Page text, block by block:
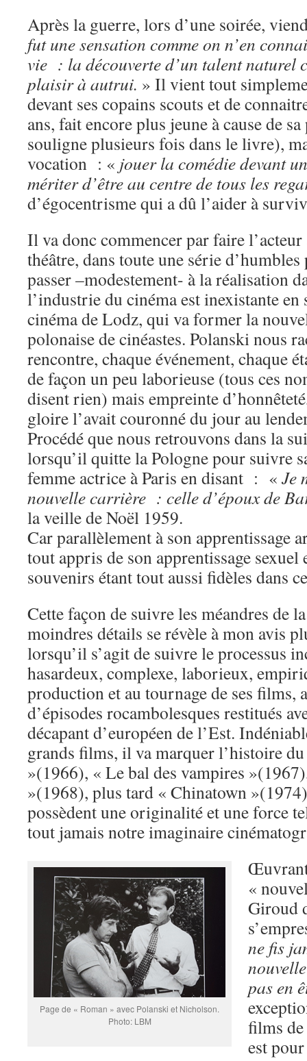
Après la guerre, lors d’une soirée,
fut une sensation comme on n’en
vie : la découverte d’un talent naturel
plaisir à autrui. » Il vient tout
devant ses copains scouts et de
ans, fait encore plus jeune à cause de
souligne plusieurs fois dans le livre),
vocation : « jouer la comédie devant
mériter d’être au centre de tous les
d’égocentrisme qui a dû l’aider à
Il va donc commencer par faire l’acteur
théâtre, dans toute une série
passer –modestement- à la réalisation
l’industrie du cinéma est inexistante en
cinéma de Lodz, qui va former la
polonaise de cinéastes. Polanski nous
rencontre, chaque événement, chaque
de façon un peu laborieuse (tous ces
disent rien) mais empreinte
gloire l’avait couronné du jour au
Procédé que nous retrouvons dans la
lorsqu’il quitte la Pologne pour suivre
femme actrice à Paris en disant : « Je
nouvelle carrière : celle d’époux de
la veille de Noël 1959.
Car parallèlement à son apprentissage
tout appris de son apprentissage sexuel
souvenirs étant tout aussi fidèles dans
Cette façon de suivre les méandres de
moindres détails se révèle à mon avis
lorsqu’il s’agit de suivre le processus
hasardeux, complexe, laborieux,
production et au tournage de ses films,
d’épisodes rocambolesques restitués
décapant d’européen de l’Est.
grands films, il va marquer l’histoire
»(1966), « Le bal des vampires
»(1968), plus tard « Chinatown
possèdent une originalité et une force
tout jamais notre imaginaire
Page de « Roman » avec Polanski et Nicholson.
Photo: LBM
Œuvrant
«
Giroud
ne fis
pas en
films
est